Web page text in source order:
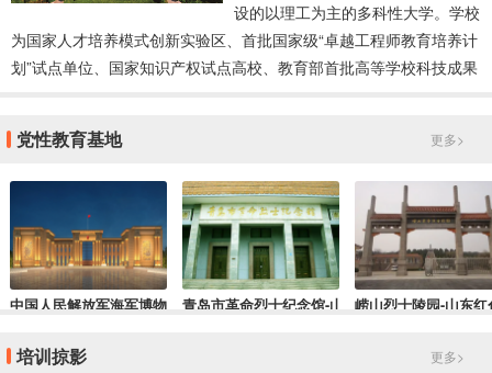
设的以理工为主的多科性大学。学校
为国家人才培养模式创新实验区、首批国家级“卓越工程师教育培养计
划”试点单位、国家知识产权试点高校、教育部首批高等学校科技成果
高校、山东省首批文明校园。学校现有27个学院，24个校级研究院。
拥有博
党性教育基地 更多>
中国人民解放军海军博物馆-山东干部培训红色教育基地
青岛市革命烈士纪念馆-山东红色培训基地
崂山烈士陵园-山东
培训掠影 更多>